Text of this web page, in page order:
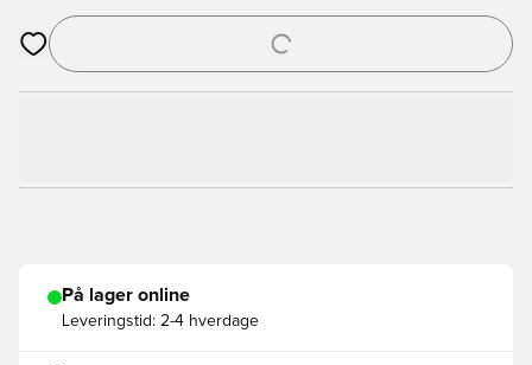
Åbner en Modal til at logge ind eller tilmelde dig som medlem
På lager online
Leveringstid: 2-4 hverdage